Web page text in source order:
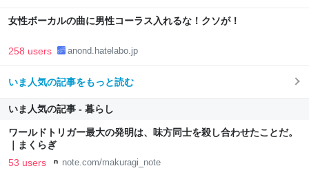
女性ボーカルの曲に男性コーラス入れるな！クソが！
258 users anond.hatelabo.jp
いま人気の記事をもっと読む
いま人気の記事 - 暮らし
ワールドトリガー最大の発明は、味方同士を殺し合わせたことだ。
｜まくらぎ
53 users note.com/makuragi_note